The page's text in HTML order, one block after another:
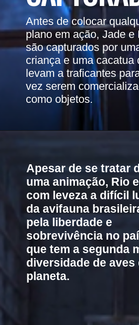
Antes de colocar
plano em ação, Jade e
são capturados por
criança e uma cacatua
levam a traficantes
vez serem
como objetos.
Apesar de se tratar
uma animação, Rio
com leveza a difícil
da avifauna
pela liberdade e
sobrevivência no
que tem a segunda
diversidade de aves
planeta.